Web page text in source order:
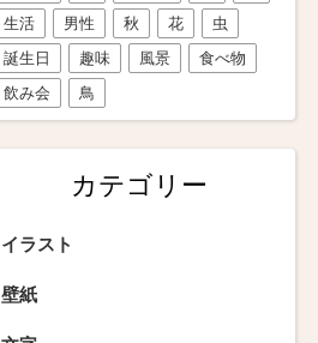
生活
男性 秋 花
虫
誕生日
趣味 風景
食べ物
飲み会
鳥
カテゴリー
イラスト
壁紙